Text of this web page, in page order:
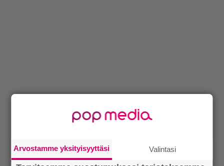
Arvostamme yksityisyyttäsi Valintasi